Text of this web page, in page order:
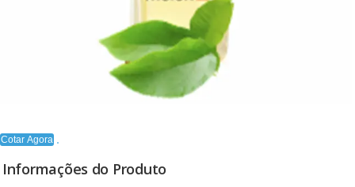
Cotar Agora
Informações do Produto